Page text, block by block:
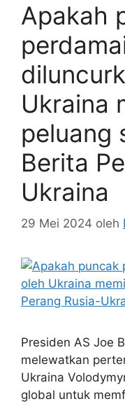
Apakah
Ukraina
peluang
Berita
Ukraina
29 Mei 2024 oleh
Presiden AS Joe
melewatkan
Ukraina
global untuk